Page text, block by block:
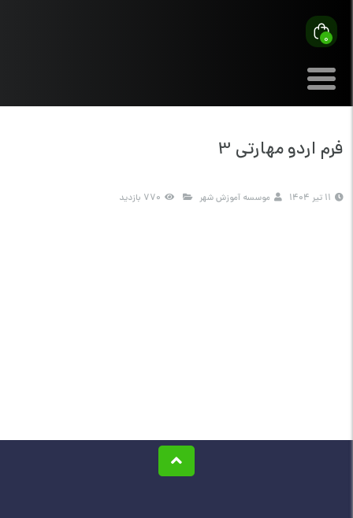
0
فرم اردو مهارتی 3
11 تیر 1404 موسسه آموزش شهر 770 بازدید